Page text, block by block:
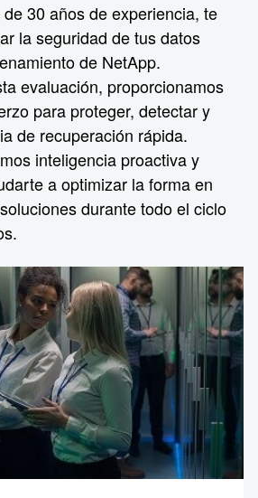
30 años de experiencia, te
la seguridad de tus datos
de NetApp.
evaluación, proporcionamos
para proteger, detectar y
de recuperación rápida.
inteligencia proactiva y
a optimizar la forma en
durante todo el ciclo